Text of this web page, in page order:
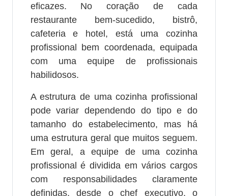
eficazes. No coração de cada
restaurante bem-sucedido, bistrô,
cafeteria e hotel, está uma cozinha
profissional bem coordenada, equipada
com uma equipe de profissionais
habilidosos.
A estrutura de uma cozinha profissional
pode variar dependendo do tipo e do
tamanho do estabelecimento, mas há
uma estrutura geral que muitos seguem.
Em geral, a equipe de uma cozinha
profissional é dividida em vários cargos
com responsabilidades claramente
definidas, desde o chef executivo, o